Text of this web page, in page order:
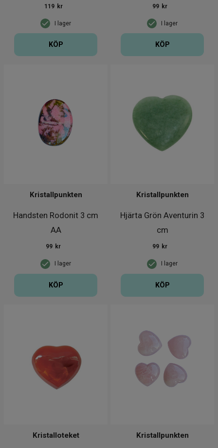
I lager
119 kr
KÖP
I lager
99 kr
KÖP
Handsten Rodonit 3 cm
AA
Kristallpunkten
I lager
99 kr
KÖP
Hjärta Grön Aventurin 3
cm
Kristallpunkten
I lager
99 kr
KÖP
Kristalloteket Kristallpunkten